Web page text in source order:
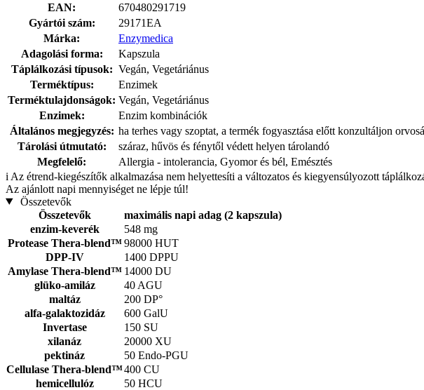
EAN:
670480291719
Gyártói szám:
29171EA
Márka:
Enzymedica
Adagolási forma:
Kapszula
Táplálkozási típusok: Vegán, Vegetáriánus
Terméktípus:
Enzimek
Terméktulajdonságok: Vegán, Vegetáriánus
Enzimek:
Enzim kombinációk
Általános megjegyzés: ha terhes vagy szoptat, a termék fogyasztása előtt konzultáljon
Tárolási útmutató:
száraz, hűvös és fénytől védett helyen tárolandó
Megfelelő:
Allergia - intolerancia, Gyomor és bél, Emésztés
i Az étrend-kiegészítők alkalmazása nem helyettesíti a változatos és kiegyensúlyozott
Az ajánlott napi mennyiséget ne lépje túl!
Összetevők
Összetevők
maximális napi adag (2 kapszula)
enzim-keverék
548 mg
Protease Thera-blend™ 98000 HUT
DPP-IV
1400 DPPU
Amylase Thera-blend™ 14000 DU
glüko-amiláz
40 AGU
maltáz
200 DP°
alfa-galaktozidáz
600 GalU
Invertase
150 SU
xilanáz
20000 XU
pektináz
50 Endo-PGU
Cellulase Thera-blend™400 CU
hemicellulóz
50 HCU